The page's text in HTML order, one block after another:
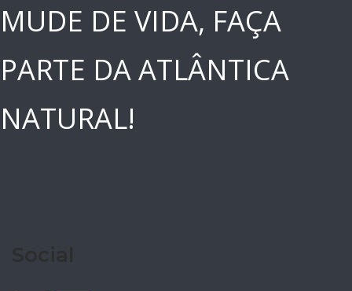
MUDE DE VIDA, FAÇA
PARTE DA ATLÂNTICA
NATURAL!